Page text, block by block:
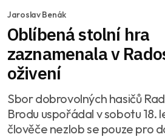
Jaroslav Benák
Oblíbená stolní hra
zaznamenala v
oživení
Sbor dobrovolných hasičů
Brodu uspořádal v sobotu 18.
člověče nezlob se pouze pro